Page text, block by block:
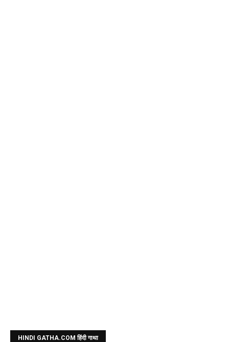
HINDI GATHA.COM हिंदी गाथा